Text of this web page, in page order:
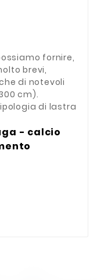
fornire,
brevi,
di notevoli
cm).
di lastra
- calcio